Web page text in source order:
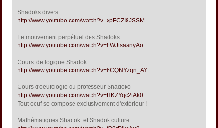
Shadoks divers :
http://www.youtube.com/watch?v=xpFCZI8JSSM
Le mouvement perpétuel des Shadoks :
http://www.youtube.com/watch?v=8WJtsaanyAo
Cours de logique Shadok :
http://www.youtube.com/watch?v=6CQNYzqn_AY
Cours d'oeufologie du professeur Shadoko
http://www.youtube.com/watch?v=HKZYqc2tAk0
Tout oeuf se compose exclusivement d'extérieur !
Mathématiques Shadok et Shadok culture :